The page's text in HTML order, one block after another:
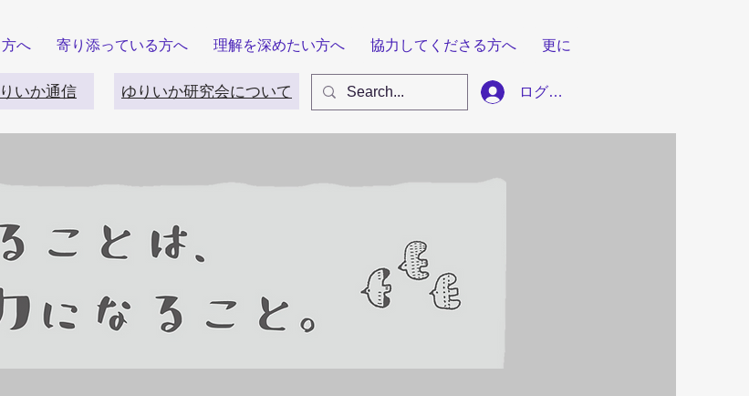
へ 寄り添っている方へ 理解を深めたい方へ 協力してくださる方へ 更に
いか通信 ゆりいか研究会について ログイン